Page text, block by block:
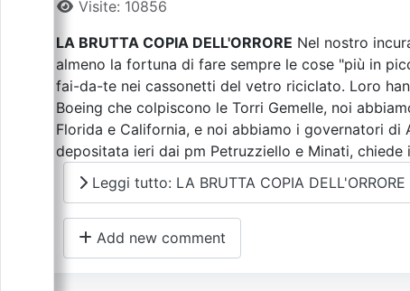
Visite: 10856
LA BRUTTA COPIA DELL'ORRORE Nel nostro
almeno la fortuna di fare sempre le cose "più in
fai-da-te nei cassonetti del vetro riciclato. Loro
Boeing che colpiscono le Torri Gemelle, noi
Florida e California, e noi abbiamo i governatori di
depositata ieri dai pm Petruzziello e Minati,
Leggi tutto: LA BRUTTA COPIA DELL'ORRORE
Add new comment